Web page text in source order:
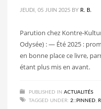
JEUDI, 05 JUIN 2025 BY R. B.
Parution chez Kontre-
Odysée) : — Été 2025 :
en bonne place ce livre,
étant plus mis en avant.
PUBLISHED IN ACTUALITÉS
TAGGED UNDER: 2::PINNED